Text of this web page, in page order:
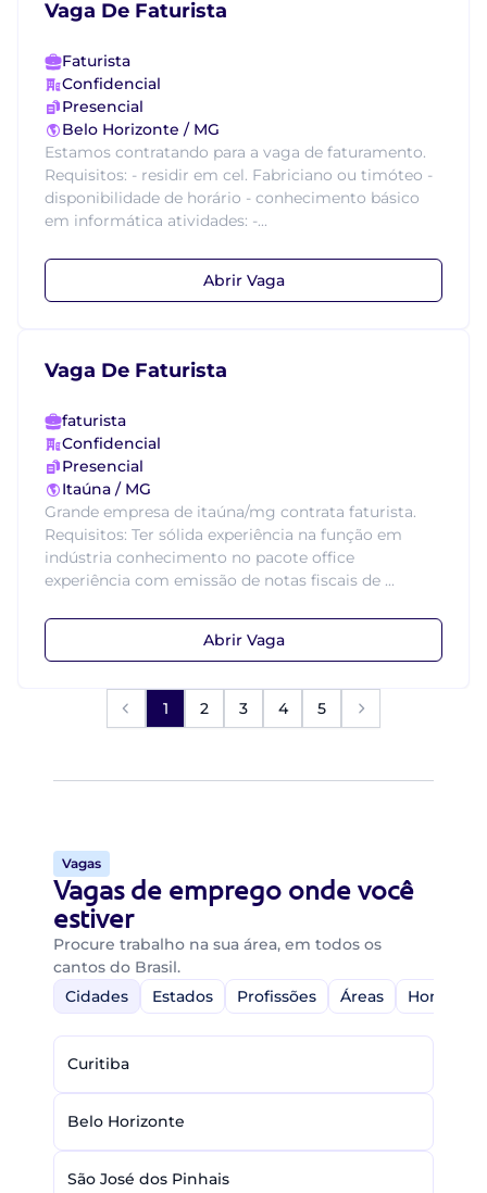
Vaga De Faturista
Faturista
Confidencial
Presencial
Belo Horizonte / MG
Estamos contratando para a vaga de faturamento.
Requisitos: - residir em cel. Fabriciano ou timóteo -
disponibilidade de horário - conhecimento básico
em informática atividades: -...
Abrir Vaga
Vaga De Faturista
faturista
Confidencial
Presencial
Itaúna / MG
Grande empresa de itaúna/mg contrata faturista.
Requisitos: Ter sólida experiência na função em
indústria conhecimento no pacote office
experiência com emissão de notas fiscais de ...
Abrir Vaga
1 2 3 4 5
Vagas
Vagas de emprego onde você
estiver
Procure trabalho na sua área, em todos os
cantos do Brasil.
Cidades
Estados Profissões Áreas Home-
Curitiba
Belo Horizonte
São José dos Pinhais